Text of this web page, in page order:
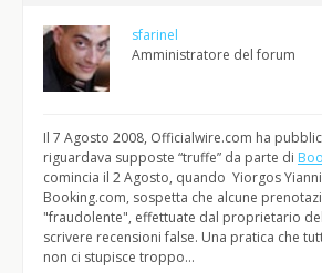
sfarinel
Amministratore del forum
Il 7 Agosto 2008, Officialwire.com ha
riguardava supposte “truffe” da parte di
comincia il 2 Agosto, quando Yiorgos
Booking.com, sospetta che alcune
"fraudolente", effettuate dal proprietario
scrivere recensioni false. Una pratica che
non ci stupisce troppo…